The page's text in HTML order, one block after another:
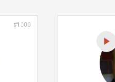
#1000